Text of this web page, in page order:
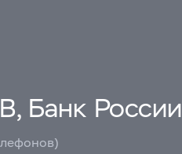
Банк России